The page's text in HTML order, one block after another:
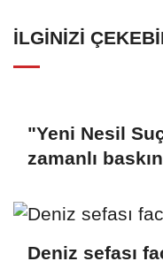
İLGINIZI
"Yeni Nesil
zamanlı
Deniz sefası